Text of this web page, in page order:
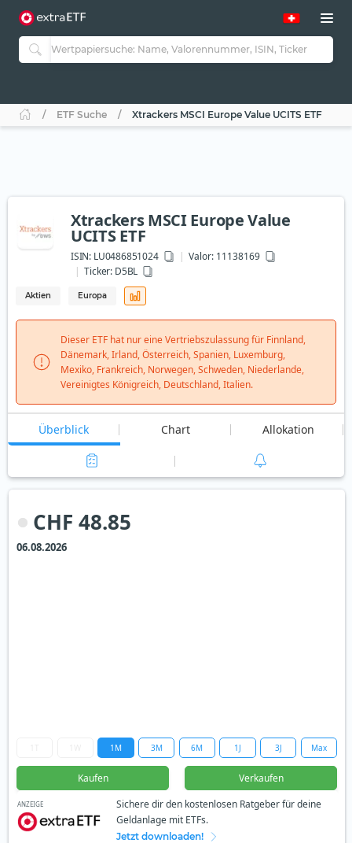
ETF Suche Xtrackers MSCI Europe Value UCITS ETF
Xtrackers MSCI Europe Value
UCITS ETF
ISIN: LU0486851024
Valor: 11138169
Ticker: D5BL
Aktien Europa
Dieser ETF hat nur eine Vertriebszulassung für Finnland,
Dänemark, Irland, Österreich, Spanien, Luxemburg,
Mexiko, Frankreich, Norwegen, Schweden, Niederlande,
Vereinigtes Königreich, Deutschland, Italien.
Überblick Chart Allokation
CHF 48.85
06.08.2026
1M 3M 6M 1J 3J Max
Kaufen Verkaufen
ANZEIGE
Sichere dir den kostenlosen Ratgeber für deine
Geldanlage mit ETFs.
Jetzt downloaden!